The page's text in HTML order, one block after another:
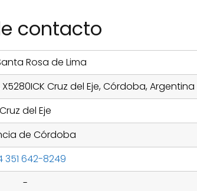
contacto
Rosa de Lima
X5280ICK Cruz del Eje, Córdoba, Argentina
Cruz del Eje
de Córdoba
351 642-8249
-